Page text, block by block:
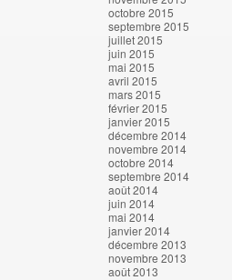
octobre 2015
septembre 2015
juillet 2015
juin 2015
mai 2015
avril 2015
mars 2015
février 2015
janvier 2015
décembre 2014
novembre 2014
octobre 2014
septembre 2014
août 2014
juin 2014
mai 2014
janvier 2014
décembre 2013
novembre 2013
août 2013